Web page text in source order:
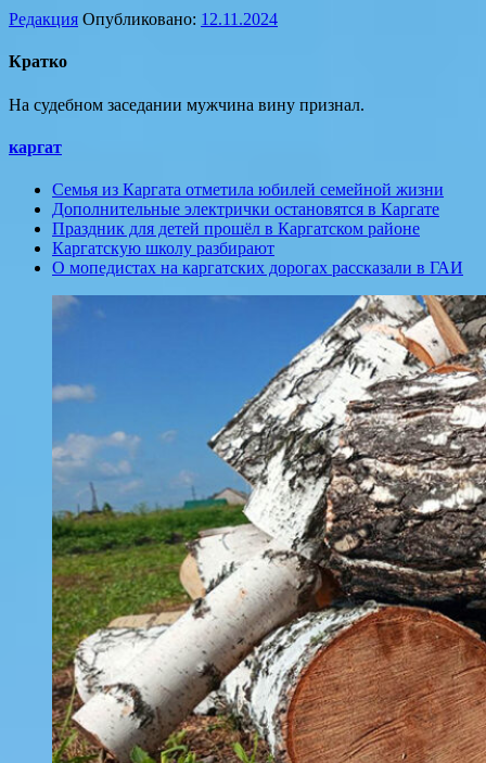
Редакция Опубликовано: 12.11.2024
Кратко
На судебном заседании мужчина вину признал.
каргат
Семья из Каргата отметила юбилей семейной жизни
Дополнительные электрички остановятся в Каргате
Праздник для детей прошёл в Каргатском районе
Каргатскую школу разбирают
О мопедистах на каргатских дорогах рассказали в ГАИ